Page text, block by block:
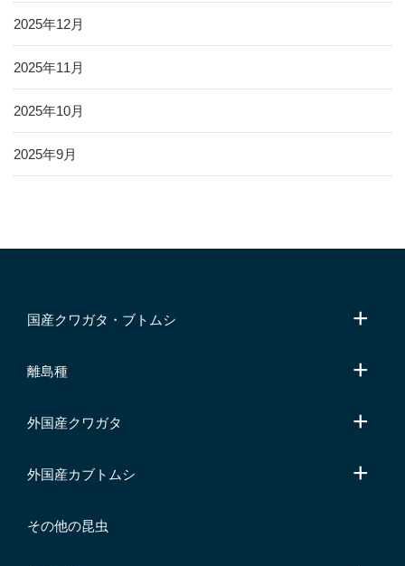
2025年12月
2025年11月
2025年10月
2025年9月
国産クワガタ・ブトムシ
離島種
外国産クワガタ
外国産カブトムシ
その他の昆虫